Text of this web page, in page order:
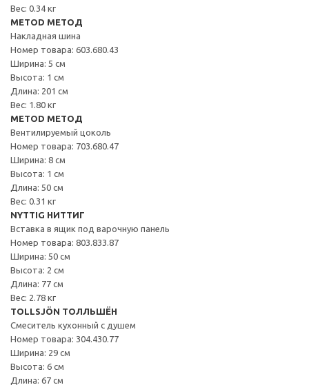
Вес: 0.34 кг
METOD МЕТОД
Накладная шина
Номер товара: 603.680.43
Ширина: 5 см
Высота: 1 см
Длина: 201 см
Вес: 1.80 кг
METOD МЕТОД
Вентилируемый цоколь
Номер товара: 703.680.47
Ширина: 8 см
Высота: 1 см
Длина: 50 см
Вес: 0.31 кг
NYTTIG НИТТИГ
Вставка в ящик под варочную панель
Номер товара: 803.833.87
Ширина: 50 см
Высота: 2 см
Длина: 77 см
Вес: 2.78 кг
TOLLSJÖN ТОЛЛЬШЁН
Смеситель кухонный с душем
Номер товара: 304.430.77
Ширина: 29 см
Высота: 6 см
Длина: 67 см